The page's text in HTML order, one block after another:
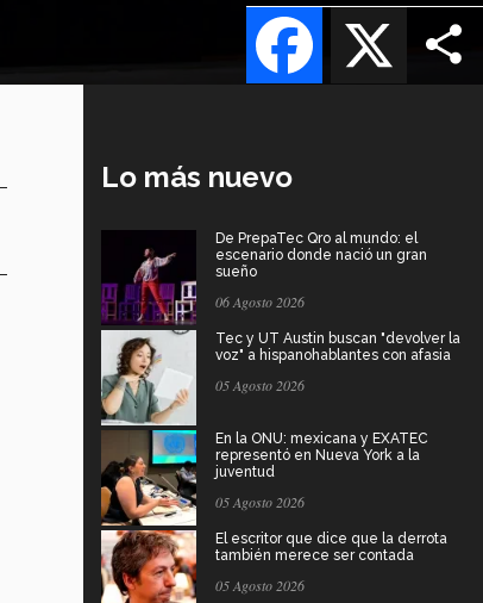
X
Facebook
Lo más nuevo
De PrepaTec Qro al mundo: el
escenario donde nació un gran
sueño
06 Agosto 2026
Tec y UT Austin buscan "devolver la
voz" a hispanohablantes con afasia
05 Agosto 2026
En la ONU: mexicana y EXATEC
representó en Nueva York a la
juventud
05 Agosto 2026
El escritor que dice que la derrota
también merece ser contada
05 Agosto 2026